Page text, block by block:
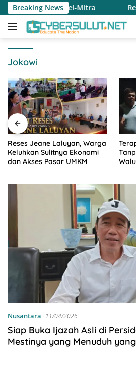
Langsung
ke
konten
Breaking News
Mitra Reses Jeane
Jokowi
Reses Jeane Laluyan, Warga
Keluhkan Sulitnya Ekonomi
dan Akses Pasar UMKM
Nusantara 11/04/2026
Siap Buka Ijazah Asli di
Mestinya yang Menuduh